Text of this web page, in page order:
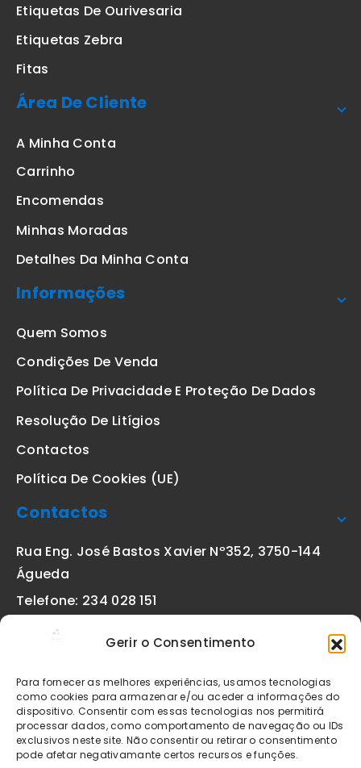
Gerir o Consentimento
Para fornecer as melhores experiências, usamos tecnologias
como cookies para armazenar e/ou aceder a informações do
dispositivo. Consentir com essas tecnologias nos permitirá
processar dados, como comportamento de navegação ou IDs
exclusivos neste site. Não consentir ou retirar o consentimento
pode afetar negativamante certos recursos e funções.
Etiquetas De Ourivesaria
Etiquetas Zebra
Fitas
Área De Cliente
A Minha Conta
Carrinho
Encomendas
Minhas Moradas
Detalhes Da Minha Conta
Informações
Quem Somos
Condições De Venda
Política De Privacidade E Proteção De Dados
Resolução De Litígios
Contactos
Política De Cookies (UE)
Contactos
Rua Eng. José Bastos Xavier Nº352, 3750-144
Águeda
Telefone: 234 028 151
geral@etiquetas-online.pt
Os preços indicados incluem IVA à taxa legal em vigor. Todos
os artigos apresentados no site encontram-se sujeitos à
disponibilidade de stock após confirmação da encomenda. As